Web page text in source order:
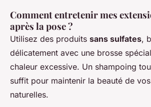
Comment entretenir mes
après la pose ?
Utilisez des produits sans sulfates,
délicatement avec une brosse
chaleur excessive. Un shampoing
suffit pour maintenir la beauté de
naturelles.